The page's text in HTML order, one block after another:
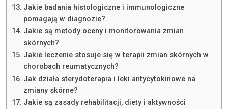
Jakie badania histologiczne i immunologiczne
pomagają w diagnozie?
Jakie są metody oceny i monitorowania zmian
skórnych?
Jakie leczenie stosuje się w terapii zmian skórnych w
chorobach reumatycznych?
Jak działa sterydoterapia i leki antycytokinowe na
zmiany skórne?
Jakie są zasady rehabilitacji, diety i aktywności